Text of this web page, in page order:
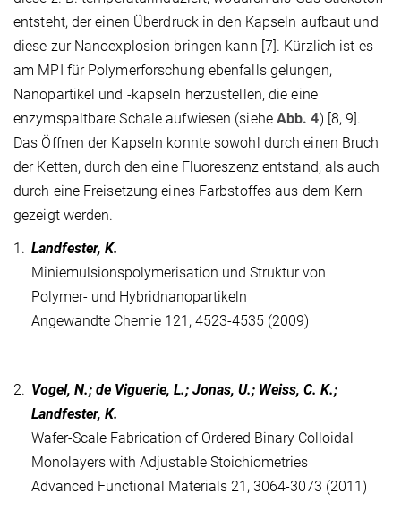
entsteht, der einen Überdruck in den Kapseln aufbaut und
diese zur Nanoexplosion bringen kann [7]. Kürzlich ist es
am MPI für Polymerforschung ebenfalls gelungen,
Nanopartikel und -kapseln herzustellen, die eine
enzymspaltbare Schale aufwiesen (siehe Abb. 4) [8, 9].
Das Öffnen der Kapseln konnte sowohl durch einen Bruch
der Ketten, durch den eine Fluoreszenz entstand, als auch
durch eine Freisetzung eines Farbstoffes aus dem Kern
gezeigt werden.
1. Landfester, K.
Miniemulsionspolymerisation und Struktur von
Polymer- und Hybridnanopartikeln
Angewandte Chemie 121, 4523-4535 (2009)
2. Vogel, N.; de Viguerie, L.; Jonas, U.; Weiss, C. K.;
Landfester, K.
Wafer-Scale Fabrication of Ordered Binary Colloidal
Monolayers with Adjustable Stoichiometries
Advanced Functional Materials 21, 3064-3073 (2011)